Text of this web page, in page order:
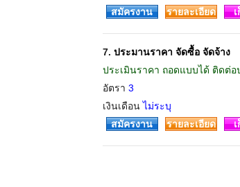
สมัครงาน รายละเอียด
7. ประมานราคา จัดซื้อ จัดจ้าง
ประเมินราคา ถอดแบบได้ ติดต่
อัตรา 3
เงินเดือนไม่ระบุ
สมัครงาน รายละเอียด